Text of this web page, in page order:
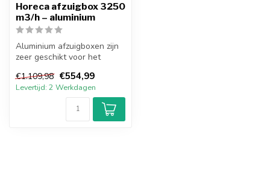
Horeca afzuigbox 3250
m3/h – aluminium
Aluminium afzuigboxen zijn
zeer geschikt voor het
ruimtes. ...
€1.109,98 €554,99
Levertijd: 2 Werkdagen